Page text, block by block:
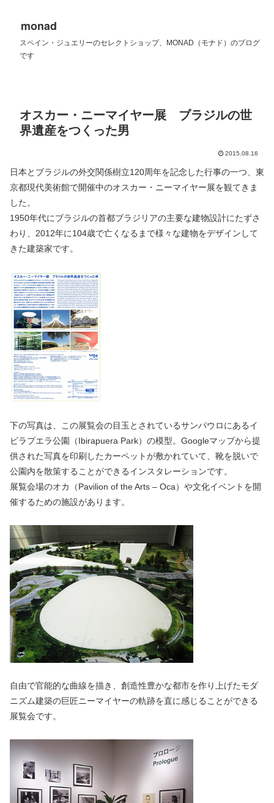
monad
スペイン・ジュエリーのセレクトショップ、MONAD（モナド）のブログ
です
オスカー・ニーマイヤー展 ブラジルの世
界遺産をつくった男
2015.08.16
日本とブラジルの外交関係樹立120周年を記念した行事の一つ、東
京都現代美術館で開催中のオスカー・ニーマイヤー展を観てきま
した。
1950年代にブラジルの首都ブラジリアの主要な建物設計にたずさ
わり、2012年に104歳で亡くなるまで様々な建物をデザインして
きた建築家です。
下の写真は、この展覧会の目玉とされているサンパウロにあるイ
ビラプエラ公園（Ibirapuera Park）の模型。Googleマップから提
供された写真を印刷したカーペットが敷かれていて、靴を脱いで
公園内を散策することができるインスタレーションです。
展覧会場のオカ（Pavilion of the Arts – Oca）や文化イベントを開
催するための施設があります。
自由で官能的な曲線を描き、創造性豊かな都市を作り上げたモダ
ニズム建築の巨匠ニーマイヤーの軌跡を直に感じることができる
展覧会です。